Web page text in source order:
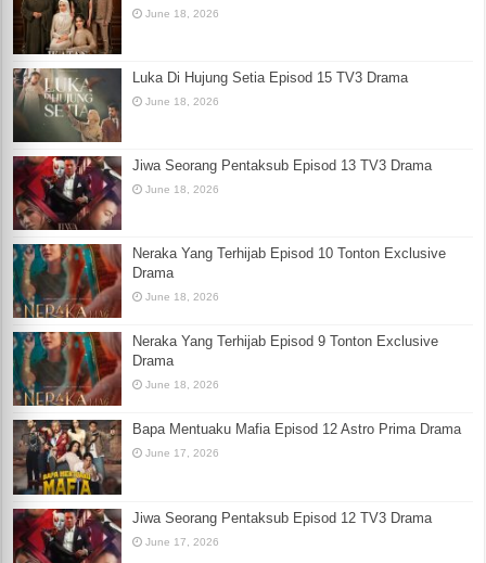
June 18, 2026
Luka Di Hujung Setia Episod 15 TV3 Drama
June 18, 2026
Jiwa Seorang Pentaksub Episod 13 TV3 Drama
June 18, 2026
Neraka Yang Terhijab Episod 10 Tonton Exclusive
Drama
June 18, 2026
Neraka Yang Terhijab Episod 9 Tonton Exclusive
Drama
June 18, 2026
Bapa Mentuaku Mafia Episod 12 Astro Prima Drama
June 17, 2026
Jiwa Seorang Pentaksub Episod 12 TV3 Drama
June 17, 2026